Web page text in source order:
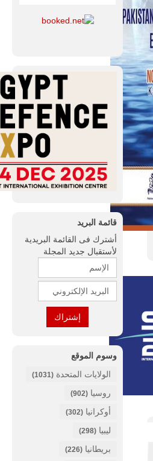
قائمة البريد
أشترك فى القائمة البريدية
لأستقبال جديد المجلة
وسوم الموقع
الولايات المتحدة (1031)
روسيا (902)
أوكرانيا (302)
ليبيا (298)
بريطانيا (226)